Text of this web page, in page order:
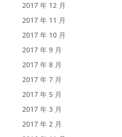
2017 年 12 月
2017 年 11 月
2017 年 10 月
2017 年 9 月
2017 年 8 月
2017 年 7 月
2017 年 5 月
2017 年 3 月
2017 年 2 月